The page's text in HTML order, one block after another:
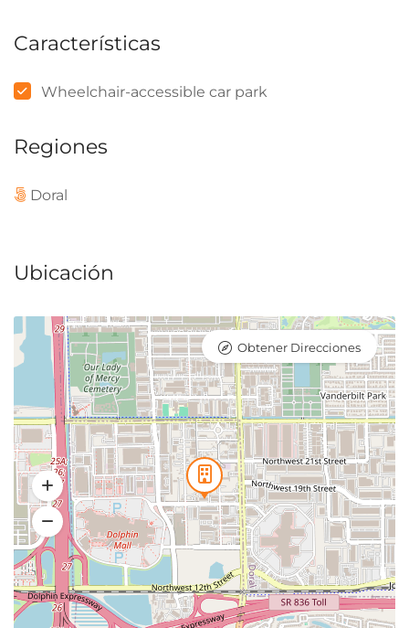
Características
Wheelchair-accessible car park
Regiones
Doral
Ubicación
Obtener Direcciones